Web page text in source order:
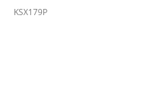
KSX179P